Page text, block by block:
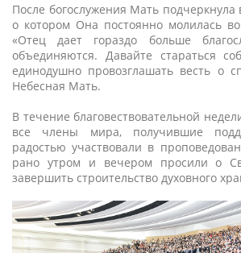
После богослужения Мать подчеркнула
о котором Она постоянно молилась
«Отец дает гораздо больше
объединяются. Давайте стараться
единодушно провозглашать весть о
Небесная Мать.
В течение благовествовательной
все члены мира, получившие
радостью участвовали в
рано утром и вечером просили о
завершить строительство духовного